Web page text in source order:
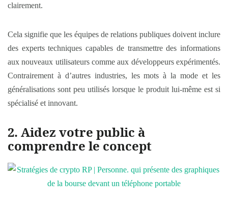
clairement.
Cela signifie que les équipes de relations publiques doivent inclure
des experts techniques capables de transmettre des informations
aux nouveaux utilisateurs comme aux développeurs expérimentés.
Contrairement à d’autres industries, les mots à la mode et les
généralisations sont peu utilisés lorsque le produit lui-même est si
spécialisé et innovant.
2. Aidez votre public à
comprendre le concept